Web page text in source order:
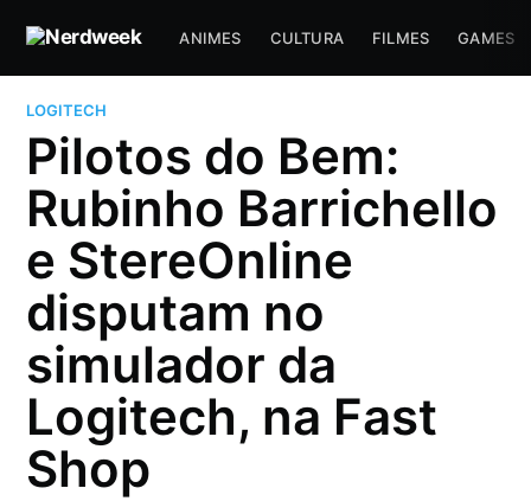
ANIMES CULTURA FILMES GAMES
LOGITECH
Pilotos do Bem:
Rubinho Barrichello
e StereOnline
disputam no
simulador da
Logitech, na Fast
Shop